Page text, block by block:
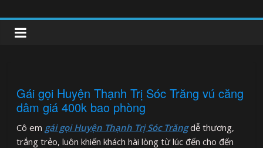
to
content
clipnonglive.com
Gái gọi Huyện Thạnh Trị Sóc Trăng vú căng
dâm giá 400k bao phòng
Cô em gái gọi Huyện Thạnh Trị Sóc Trăngdễ thương,
trắng trẻo, luôn khiến khách hài lòng từ lúc đến cho đến